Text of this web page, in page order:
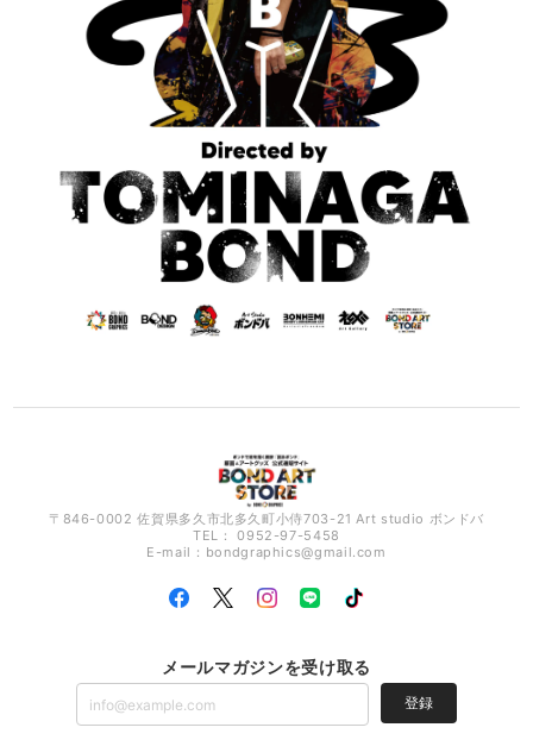
〒846-0002 佐賀県多久市北多久町小侍703-21 Art studio ボンドバ
TEL： 0952-97-5458
E-mail： bondgraphics@gmail.com
メールマガジンを受け取る
登録